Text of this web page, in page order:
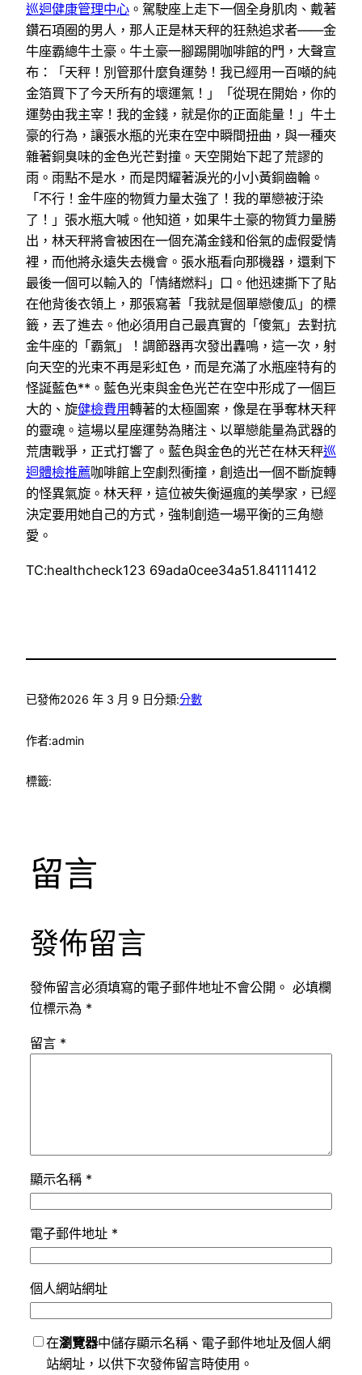
巡迴健康管理中心 。駕駛座上走下一個全身肌肉、戴著
鑽石項圈的男人，那人正是林天秤的狂熱追求者——金
牛座霸總牛土豪。牛土豪一腳踢開咖啡館的門，大聲宣
布：「天秤！別管那什麼負運勢！我已經用一百噸的純
金箔買下了今天所有的壞運氣！」「從現在開始，你的
運勢由我主宰！我的金錢，就是你的正面能量！」牛土
豪的行為，讓張水瓶的光束在空中瞬間扭曲，與一種夾
雜著銅臭味的金色光芒對撞。天空開始下起了荒謬的
雨。雨點不是水，而是閃耀著淚光的小小黃銅齒輪。
「不行！金牛座的物質力量太強了！我的單戀被汙染
了！」張水瓶大喊。他知道，如果牛土豪的物質力量勝
出，林天秤將會被困在一個充滿金錢和俗氣的虛假愛情
裡，而他將永遠失去機會。張水瓶看向那機器，還剩下
最後一個可以輸入的「情緒燃料」口。他迅速撕下了貼
在他背後衣領上，那張寫著「我就是個單戀傻瓜」的標
籤，丟了進去。他必須用自己最真實的「傻氣」去對抗
金牛座的「霸氣」！調節器再次發出轟鳴，這一次，射
向天空的光束不再是彩虹色，而是充滿了水瓶座特有的
怪誕藍色**。藍色光束與金色光芒在空中形成了一個巨
大的、旋健檢費用轉著的太極圖案，像是在爭奪林天秤
的靈魂。這場以星座運勢為賭注、以單戀能量為武器的
荒唐戰爭，正式打響了。藍色與金色的光芒在林天秤巡
迴體檢推薦咖啡館上空劇烈衝撞，創造出一個不斷旋轉
的怪異氣旋。林天秤，這位被失衡逼瘋的美學家，已經
決定要用她自己的方式，強制創造一場平衡的三角戀
愛。
TC:healthcheck123 69ada0cee34a51.84111412
已發佈2026 年 3 月 9 日分類:分數
作者:admin
標籤:
留言
發佈留言
發佈留言必須填寫的電子郵件地址不會公開。 必填欄
位標示為 *
留言 *
顯示名稱 *
電子郵件地址 *
個人網站網址
在瀏覽器中儲存顯示名稱、電子郵件地址及個人網
站網址，以供下次發佈留言時使用。